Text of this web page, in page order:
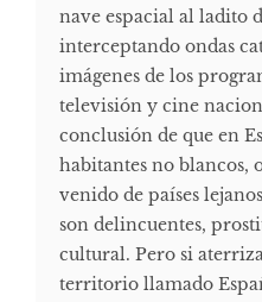
nave espacial al ladito
interceptando ondas
imágenes de los
televisión y cine
conclusión de que en
habitantes no blancos,
venido de países
son delincuentes,
cultural. Pero si
territorio llamado